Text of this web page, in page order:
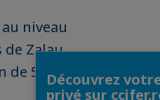
niveau
de Zalau
de 50%,Découvrez
privé sur